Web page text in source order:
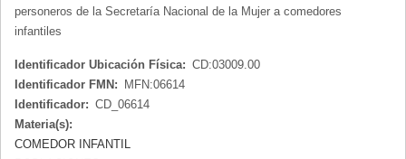
personeros de la Secretaría Nacional de la Mujer a comedores
infantiles
Identificador Ubicación Física: CD:03009.00
Identificador FMN:
MFN:06614
Identificador: CD_06614
Materia(s):
COMEDOR INFANTIL